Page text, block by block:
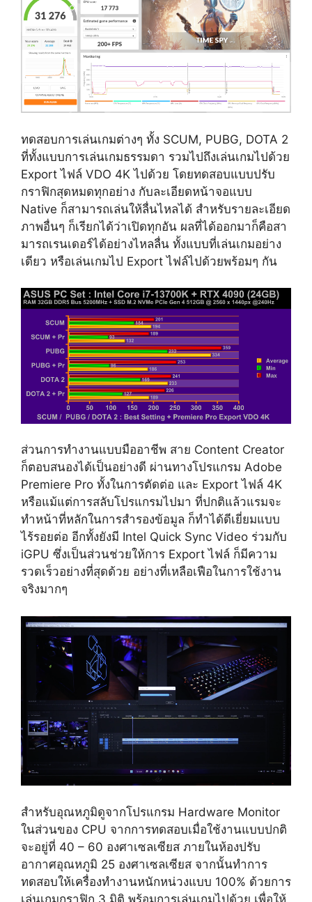
ทดสอบการเล่นเกมต่างๆ ทั้ง SCUM, PUBG, DOTA 2
ที่ทั้งแบบการเล่นเกมธรรมดา รวมไปถึงเล่นเกมไปด้วย
Export ไฟล์ VDO 4K ไปด้วย โดยทดสอบแบบปรับ
กราฟิกสุดหมดทุกอย่าง กับละเอียดหน้าจอแบบ
Native ก็สามารถเล่นให้ลื่นไหลได้ สำหรับรายละเอียด
ภาพอื่นๆ ก็เรียกได้ว่าเปิดทุกอัน ผลที่ได้ออกมาก็คือสา
มารถเรนเดอร์ได้อย่างไหลลื่น ทั้งแบบที่เล่นเกมอย่าง
เดียว หรือเล่นเกมไป Export ไฟล์ไปด้วยพร้อมๆ กัน
ส่วนการทำงานแบบมืออาชีพ สาย Content Creator
ก็ตอบสนองได้เป็นอย่างดี ผ่านทางโปรแกรม Adobe
Premiere Pro ทั้งในการตัดต่อ และ Export ไฟล์ 4K
หรือแม้แต่การสลับโปรแกรมไปมา ที่ปกติแล้วแรมจะ
ทำหน้าที่หลักในการสำรองข้อมูล ก็ทำได้ดีเยี่ยมแบบ
ไร้รอยต่อ อีกทั้งยังมี Intel Quick Sync Video ร่วมกับ
iGPU ซึ่งเป็นส่วนช่วยให้การ Export ไฟล์ ก็มีความ
รวดเร็วอย่างที่สุดด้วย อย่างที่เหลือเฟือในการใช้งาน
จริงมากๆ
สำหรับอุณหภูมิดูจากโปรแกรม Hardware Monitor
ในส่วนของ CPU จากการทดสอบเมื่อใช้งานแบบปกติ
จะอยู่ที่ 40 – 60 องศาเซลเซียส ภายในห้องปรับ
อากาศอุณหภูมิ 25 องศาเซลเซียส จากนั้นทำการ
ทดสอบให้เครื่องทำงานหนักหน่วงแบบ 100% ด้วยการ
เล่นเกมกราฟิก 3 มิติ พร้อมการเล่นเกมไปด้วย เพื่อให้